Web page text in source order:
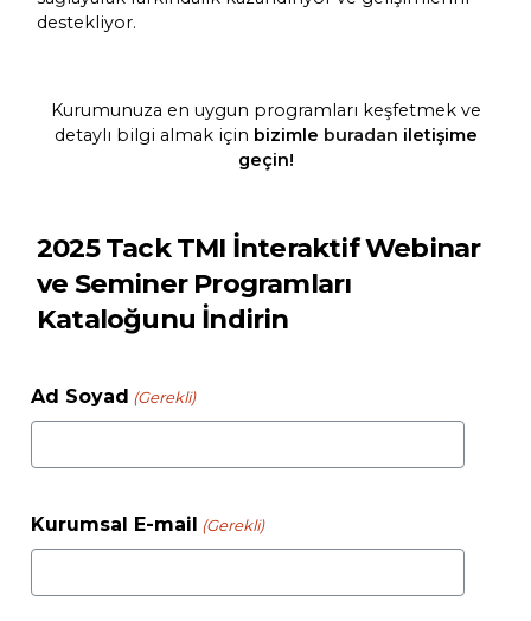
destekliyor.
Kurumunuza en uygun programları keşfetmek ve
detaylı bilgi almak için bizimle buradan iletişime
geçin!
2025 Tack TMI İnteraktif Webinar
ve Seminer Programları
Kataloğunu İndirin
Ad Soyad (Gerekli)
Kurumsal E-mail (Gerekli)